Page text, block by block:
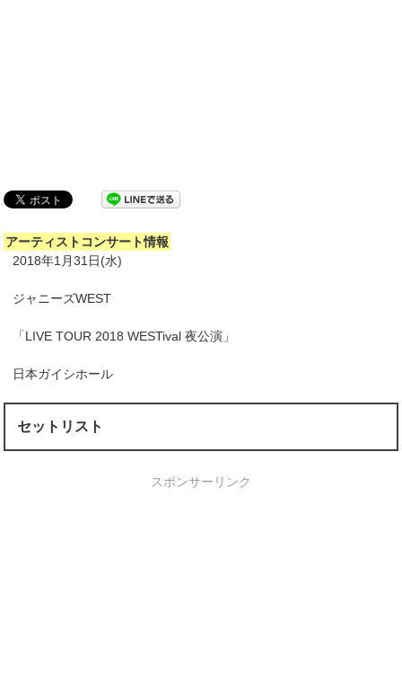
アーティストコンサート情報
2018年1月31日(水)
ジャニーズWEST
「LIVE TOUR 2018 WESTival 夜公演」
日本ガイシホール
セットリスト
スポンサーリンク